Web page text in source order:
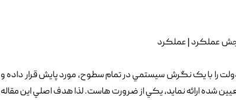
عملکرد | عملکرد
را با يک نگرش سيستمي در تمام سطوح, مورد پايش قرار داده و
شده ارائه نمايد, يکي از ضرورت هاست. لذا هدف اصلي اين مقاله